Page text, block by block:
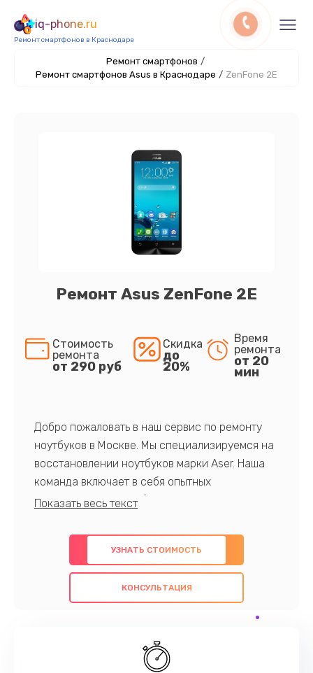
iq-phone.ru
Ремонт смартфонов в Краснодаре
Ремонт смартфонов /
Ремонт смартфонов Asus в Краснодаре / ZenFone 2E
Ремонт Asus ZenFone 2E
Стоимость
ремонта
от 290 руб
Скидка
до
20%
Время
ремонта
от 20
мин
Добро пожаловать в наш сервис по ремонту
ноутбуков в Москве. Мы специализируемся на
восстановлении ноутбуков марки Aser. Наша
команда включает в себя опытных
профессионалов с обширными знаниями и
предлагаем быстрый и качественный ремонт с
использованием оригинальных компонентов, а
также гарантируем качество всех
проведенных работ. Наша цель - предоставить
наилучшим образом. Не медлите записаться на
УЗНАТЬ СТОИМОСТЬ
КОНСУЛЬТАЦИЯ